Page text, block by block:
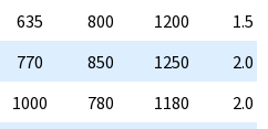
635 800 1200
1.5
770 850 1250
2.0
1000 780 1180
2.0